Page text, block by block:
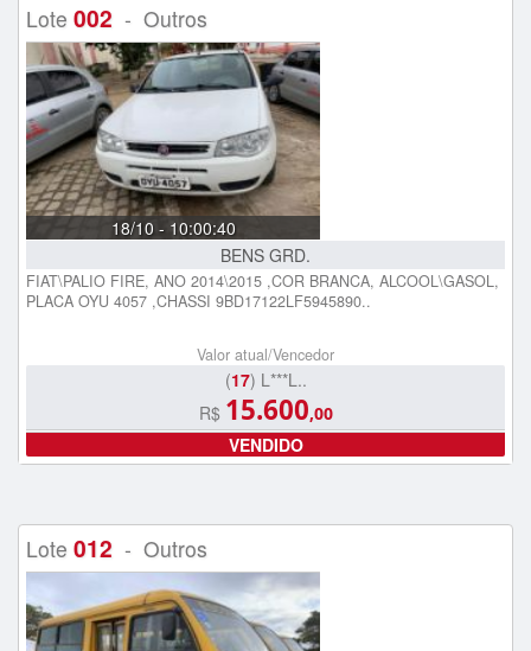
Lote 002 - Outros
18/10 - 10:00:40
BENS GRD.
FIAT\PALIO FIRE, ANO 2014\2015 ,COR BRANCA, ALCOOL\GASOL,
PLACA OYU 4057 ,CHASSI 9BD17122LF5945890..
Valor atual/Vencedor
(17) L***L..
R$ 15.600,00
VENDIDO
Lote 012 - Outros